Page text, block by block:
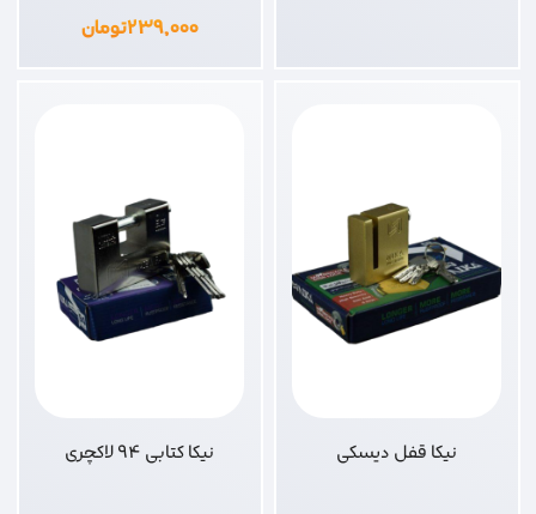
۲۳۹,۰۰۰تومان
نیکا قفل دیسکی نیکا کتابی 94 لاکچری